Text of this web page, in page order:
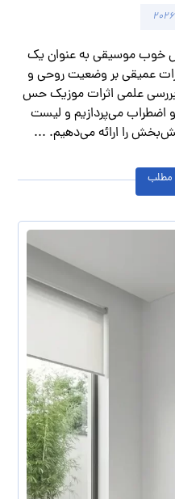
موسیقی به عنوان یک
عمیقی بر وضعیت روحی و
بررسی علمی اثرات موزیک حس
می‌پردازیم و لیست
را ارائه می‌دهیم. ...
مطلب